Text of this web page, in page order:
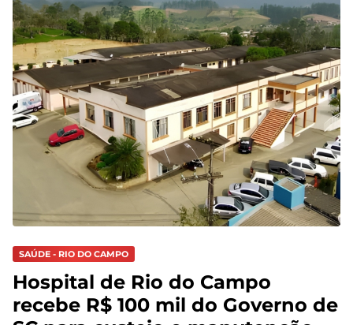
SAÚDE - RIO DO CAMPO
Hospital de Rio do Campo
recebe R$ 100 mil do Governo de